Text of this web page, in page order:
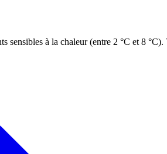
sensibles à la chaleur (entre 2 °C et 8 °C).